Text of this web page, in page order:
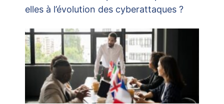
elles à l’évolution des cyberattaques ?